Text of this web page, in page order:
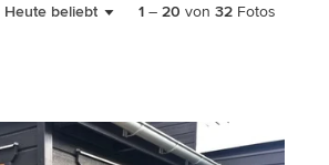
Heute beliebt 1 – 20 von 32 Fotos